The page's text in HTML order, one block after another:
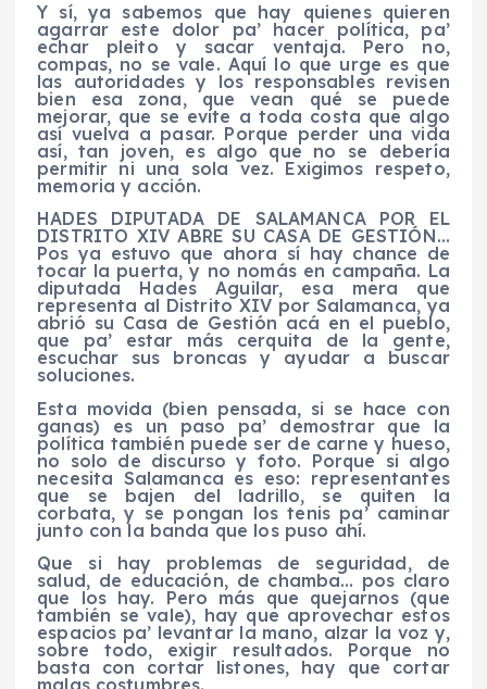
Y sí, ya sabemos que hay quienes quieren
agarrar este dolor pa’ hacer política, pa’
echar pleito y sacar ventaja. Pero no,
compas, no se vale. Aquí lo que urge es que
las autoridades y los responsables revisen
bien esa zona, que vean qué se puede
mejorar, que se evite a toda costa que algo
así vuelva a pasar. Porque perder una vida
así, tan joven, es algo que no se debería
permitir ni una sola vez. Exigimos respeto,
memoria y acción.
HADES DIPUTADA DE SALAMANCA POR EL
DISTRITO XIV ABRE SU CASA DE GESTIÓN…
Pos ya estuvo que ahora sí hay chance de
tocar la puerta, y no nomás en campaña. La
diputada Hades Aguilar, esa mera que
representa al Distrito XIV por Salamanca, ya
abrió su Casa de Gestión acá en el pueblo,
que pa’ estar más cerquita de la gente,
escuchar sus broncas y ayudar a buscar
soluciones.
Esta movida (bien pensada, si se hace con
ganas) es un paso pa’ demostrar que la
política también puede ser de carne y hueso,
no solo de discurso y foto. Porque si algo
necesita Salamanca es eso: representantes
que se bajen del ladrillo, se quiten la
corbata, y se pongan los tenis pa’ caminar
junto con la banda que los puso ahí.
Que si hay problemas de seguridad, de
salud, de educación, de chamba… pos claro
que los hay. Pero más que quejarnos (que
también se vale), hay que aprovechar estos
espacios pa’ levantar la mano, alzar la voz y,
sobre todo, exigir resultados. Porque no
basta con cortar listones, hay que cortar
malas costumbres.